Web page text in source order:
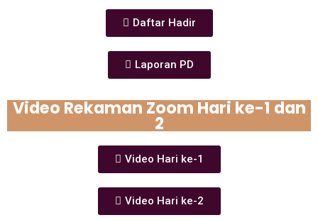
Daftar Hadir
Laporan PD
Video Rekaman Zoom Hari ke-1 dan
2
Video Hari ke-1
Video Hari ke-2